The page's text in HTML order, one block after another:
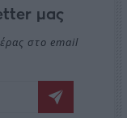
μας
στο email